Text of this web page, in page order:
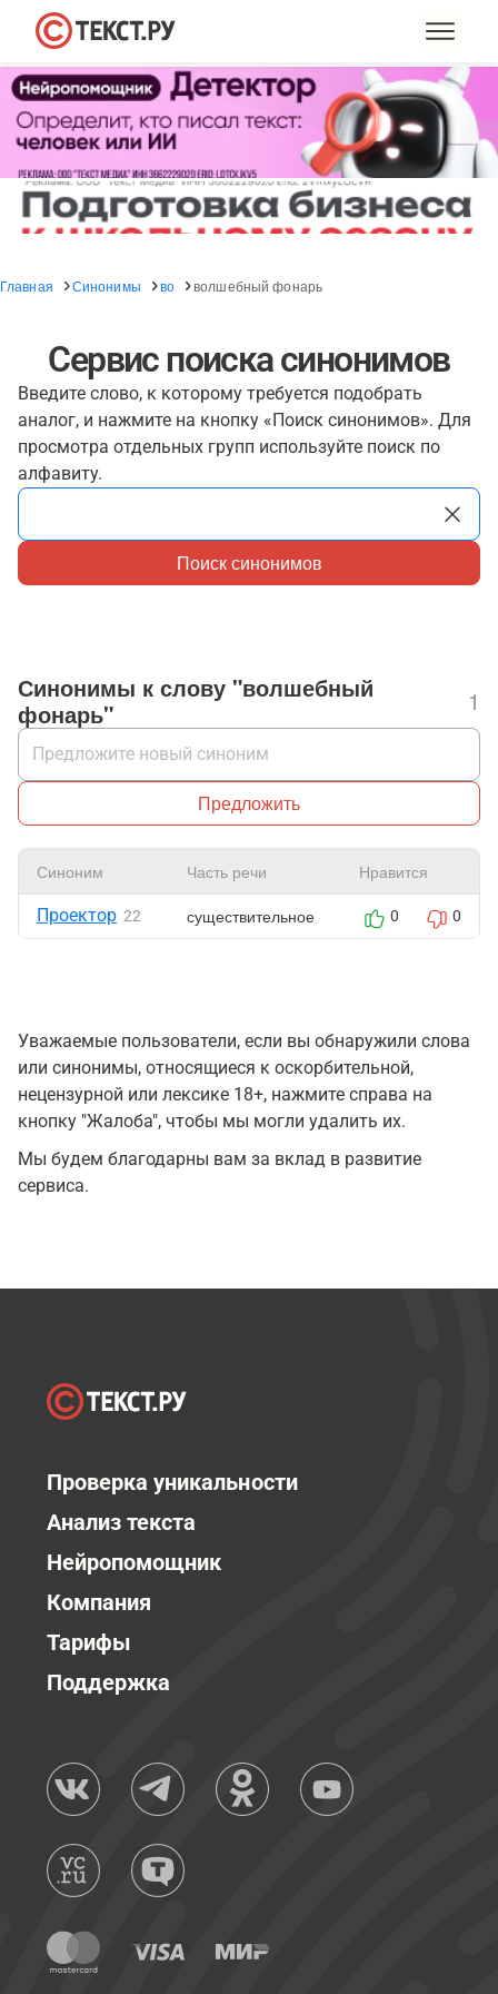
Главная Синонимы во волшебный фонарь
Сервис поиска синонимов
Введите слово, к которому требуется подобрать
аналог, и нажмите на кнопку «Поиск синонимов». Для
просмотра отдельных групп используйте поиск по
алфавиту.
Поиск синонимов
Синонимы к слову "волшебный
фонарь"
1
Предложить
Синоним Часть речи Нравится
Проектор 22 существительное 0 0
Уважаемые пользователи, если вы обнаружили слова
или синонимы, относящиеся к оскорбительной,
нецензурной или лексике 18+, нажмите справа на
кнопку "Жалоба", чтобы мы могли удалить их.
Мы будем благодарны вам за вклад в развитие
сервиса.
Проверка уникальности
Анализ текста
Нейропомощник
Компания
Тарифы
Поддержка